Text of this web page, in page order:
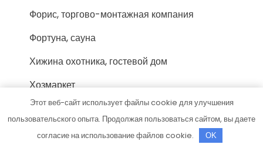
Форис, торгово-монтажная компания
Фортуна, сауна
Хижина охотника, гостевой дом
Хозмаркет
Хоттабыч, сауна
Цезарь, сауна
Этот веб-сайт использует файлы cookie для улучшения
пользовательского опыта. Продолжая пользоваться сайтом, вы даете
согласие на использование файлов cookie.
OK